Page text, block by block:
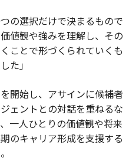
の選択だけで決まるもので
値観や強みを理解し、その
ことで形づくられていくも
た」
開始し、アサインに候補者
ェントとの対話を重ねるな
一人ひとりの価値観や将来
のキャリア形成を支援する